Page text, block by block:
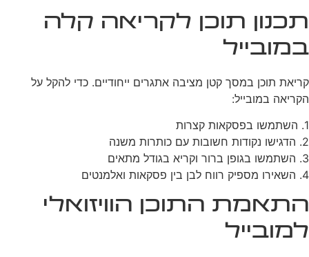
תכנון תוכן לקריאה קלה
במובייל
קריאת תוכן במסך קטן מציבה אתגרים ייחודיים. כדי להקל על
הקריאה במובייל:
1. השתמשו בפסקאות קצרות
2. הדגישו נקודות חשובות עם כותרות משנה
3. השתמשו בגופן ברור וקריא בגודל מתאים
4. השאירו מספיק רווח לבן בין פסקאות ואלמנטים
התאמת התוכן הוויזואלי
למובייל